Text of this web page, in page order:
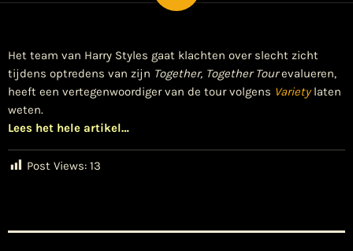
Het team van Harry Styles gaat klachten over slecht zicht
tijdens optredens van zijn Together, Together Tourevalueren,
heeft een vertegenwoordiger van de tour volgens Varietylaten
weten.
Lees het hele artikel…
Post Views: 13